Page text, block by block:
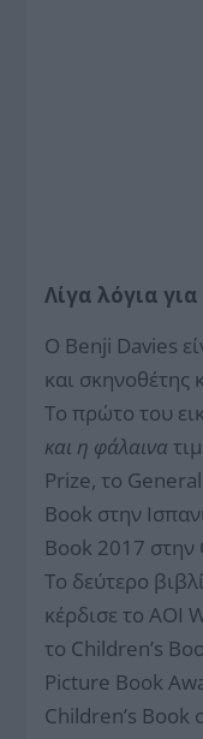
Λίγα λόγια
Ο Benji Davies
και σκηνοθέτης
Το πρώτο του
και η φάλαινα
Prize, το
Book στην
Book 2017 στην
Το δεύτερο
κέρδισε το AOI
το Children’s
Picture Book
Children’s Book